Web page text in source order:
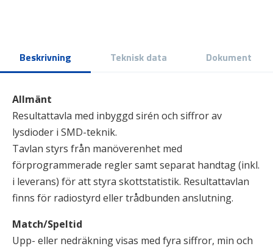
Beskrivning Teknisk data Dokument
Allmänt
Resultattavla med inbyggd sirén och siffror av
lysdioder i SMD-teknik.
Tavlan styrs från manöverenhet med
förprogrammerade regler samt separat handtag (inkl.
i leverans) för att styra skottstatistik. Resultattavlan
finns för radiostyrd eller trådbunden anslutning.
Match/Speltid
Upp- eller nedräkning visas med fyra siffror, min och